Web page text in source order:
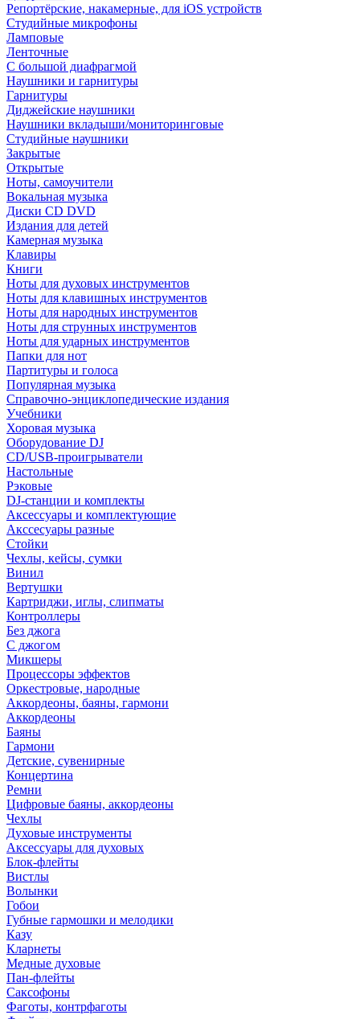
Репортёрские, накамерные, для iOS устройств
Студийные микрофоны
Ламповые
Ленточные
С большой диафрагмой
Наушники и гарнитуры
Гарнитуры
Диджейские наушники
Наушники вкладыши/мониторинговые
Студийные наушники
Закрытые
Открытые
Ноты, самоучители
Вокальная музыка
Диски CD DVD
Издания для детей
Камерная музыка
Клавиры
Книги
Ноты для духовых инструментов
Ноты для клавишных инструментов
Ноты для народных инструментов
Ноты для струнных инструментов
Ноты для ударных инструментов
Папки для нот
Партитуры и голоса
Популярная музыка
Справочно-энциклопедические издания
Учебники
Хоровая музыка
Оборудование DJ
CD/USB-проигрыватели
Настольные
Рэковые
DJ-станции и комплекты
Аксессуары и комплектующие
Акссесуары разные
Стойки
Чехлы, кейсы, сумки
Винил
Вертушки
Картриджи, иглы, слипматы
Контроллеры
Без джога
С джогом
Микшеры
Процессоры эффектов
Оркестровые, народные
Аккордеоны, баяны, гармони
Аккордеоны
Баяны
Гармони
Детские, сувенирные
Концертина
Ремни
Цифровые баяны, аккордеоны
Чехлы
Духовые инструменты
Аксессуары для духовых
Блок-флейты
Вистлы
Волынки
Гобои
Губные гармошки и мелодики
Казу
Кларнеты
Медные духовые
Пан-флейты
Саксофоны
Фаготы, контрфаготы